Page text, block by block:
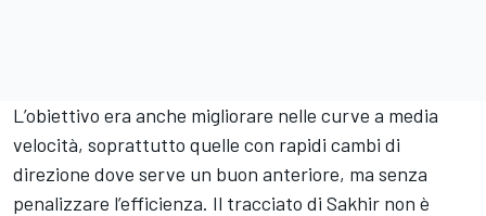
L’obiettivo era anche migliorare nelle curve a media
velocità, soprattutto quelle con rapidi cambi di
direzione dove serve un buon anteriore, ma senza
penalizzare l’efficienza. Il tracciato di Sakhir non è